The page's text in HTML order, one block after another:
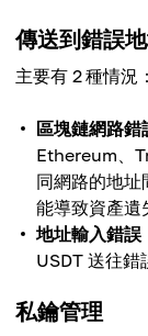
傳送到錯誤
主要有 2 種情況：
區塊鏈網路錯
Ethereum、
同網路的地
能導致資產遺
地址輸入錯誤
USDT 送往錯
私鑰管理